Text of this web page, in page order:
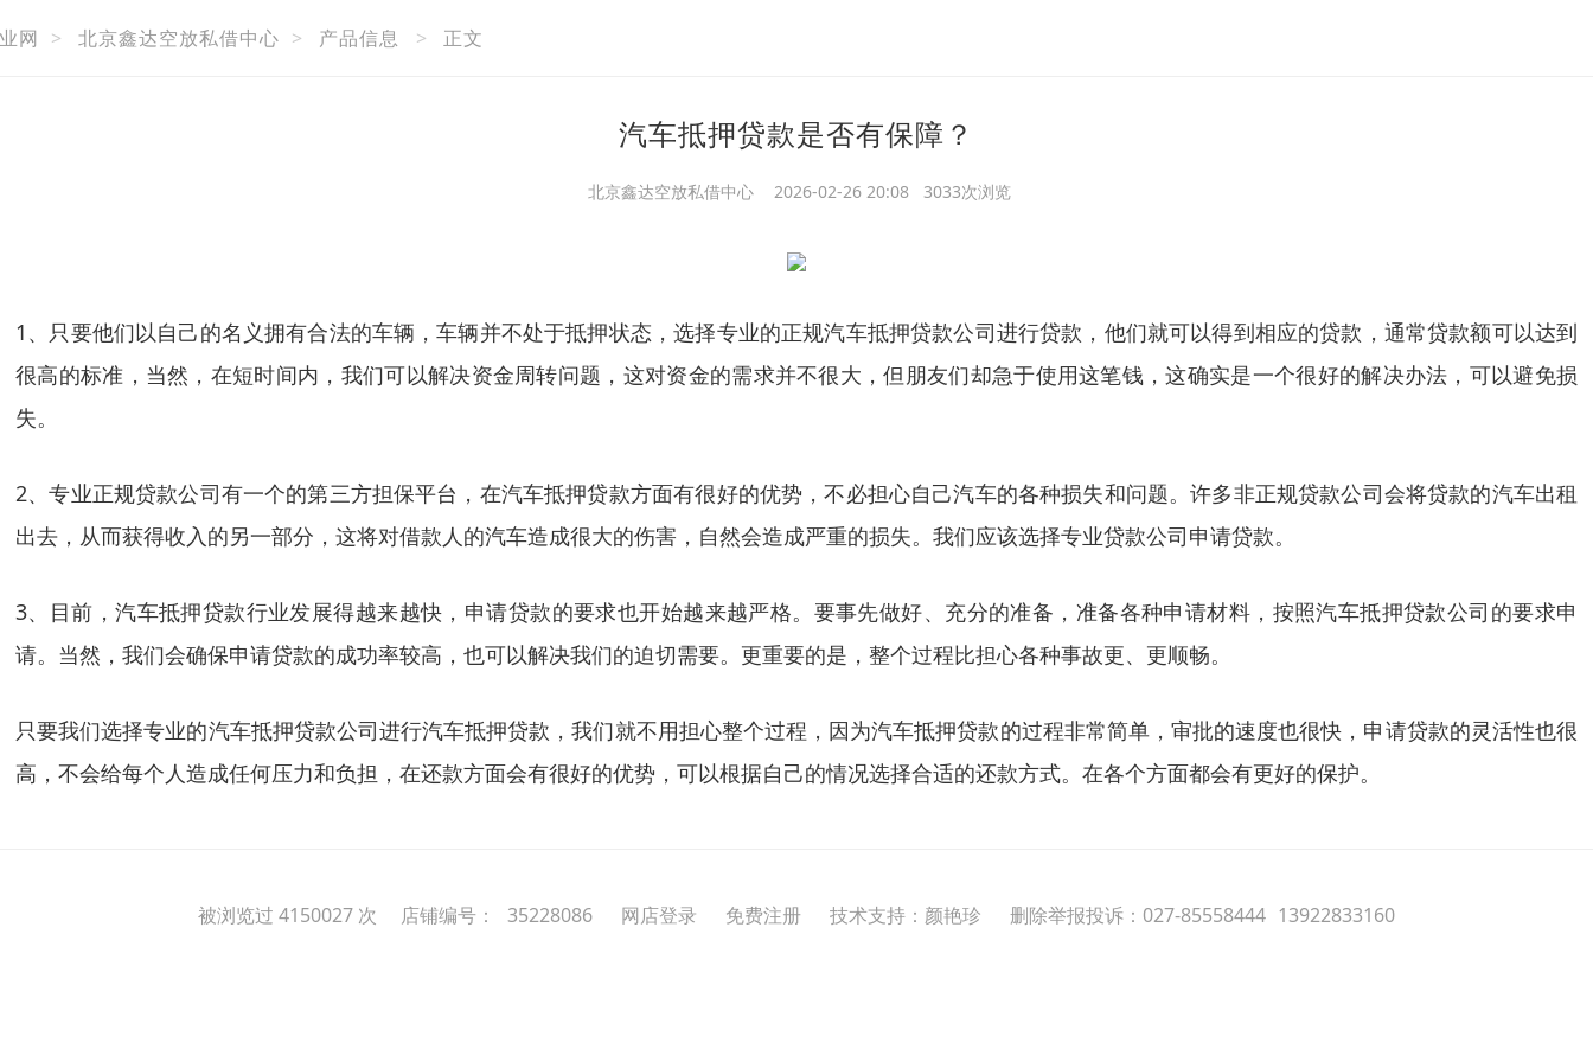
网 > 北京鑫达空放私借中心 > 产品信息 > 正文
汽车抵押贷款是否有保障？
北京鑫达空放私借中心 2026-02-26 20:08 3033次浏览
1、只要他们以自己的名义拥有合法的车辆，车辆并不处于抵押状态，选择专业的正规汽车抵押贷款公司进行贷款，他们就可以得到相应的贷款，通常贷款额可以达到
很高的标准，当然，在短时间内，我们可以解决资金周转问题，这对资金的需求并不很大，但朋友们却急于使用这笔钱，这确实是一个很好的解决办法，可以避免损
失。
2、专业正规贷款公司有一个的第三方担保平台，在汽车抵押贷款方面有很好的优势，不必担心自己汽车的各种损失和问题。许多非正规贷款公司会将贷款的汽车出租
出去，从而获得收入的另一部分，这将对借款人的汽车造成很大的伤害，自然会造成严重的损失。我们应该选择专业贷款公司申请贷款。
3、目前，汽车抵押贷款行业发展得越来越快，申请贷款的要求也开始越来越严格。要事先做好、充分的准备，准备各种申请材料，按照汽车抵押贷款公司的要求申
请。当然，我们会确保申请贷款的成功率较高，也可以解决我们的迫切需要。更重要的是，整个过程比担心各种事故更、更顺畅。
只要我们选择专业的汽车抵押贷款公司进行汽车抵押贷款，我们就不用担心整个过程，因为汽车抵押贷款的过程非常简单，审批的速度也很快，申请贷款的灵活性也很
高，不会给每个人造成任何压力和负担，在还款方面会有很好的优势，可以根据自己的情况选择合适的还款方式。在各个方面都会有更好的保护。
被浏览过 4150027 次 店铺编号： 35228086 网店登录 免费注册 技术支持：颜艳珍 删除举报投诉：027-85558444 13922833160